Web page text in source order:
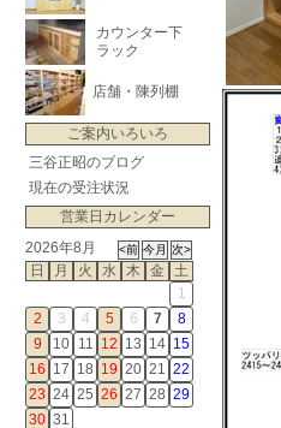
カウンター下
ラック
店舗・陳列棚
ご案内いろいろ
三谷正昭のブログ
現在の受注状況
営業日カレンダー
2026年8月
日
月 火 水 木 金
土
1
2
3 4 5 6 7
8
9
10 11 12 13 14 15
16 17 18 19 20 21 22
23 24 25 26 27 28 29
30 31